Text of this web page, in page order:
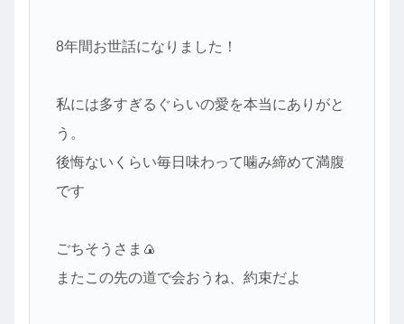
8年間お世話になりました！
私には多すぎるぐらいの愛を本当にありがと
う。
後悔ないくらい毎日味わって噛み締めて満腹
です
ごちそうさま🍙
またこの先の道で会おうね、約束だよ